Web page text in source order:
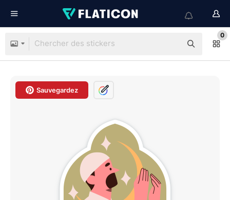
0
Sauvegardez